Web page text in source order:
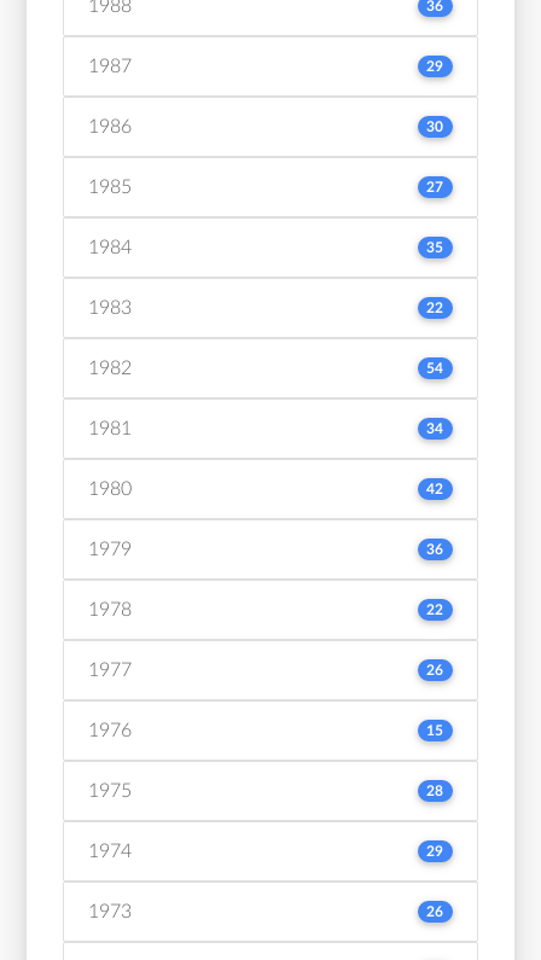
1988 36
1987 29
1986 30
1985 27
1984 35
1983 22
1982 54
1981 34
1980 42
1979 36
1978 22
1977 26
1976 15
1975 28
1974 29
1973 26